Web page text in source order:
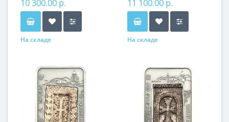
10 300.00 р.
На складе
11 100.00 р.
На складе